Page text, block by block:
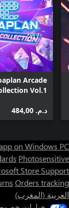
Arcade
Vol.1
د.م.‏ 484,00
on Windows PC
Photosensitive
Store Support
Orders tracking
العربية (المغرب)